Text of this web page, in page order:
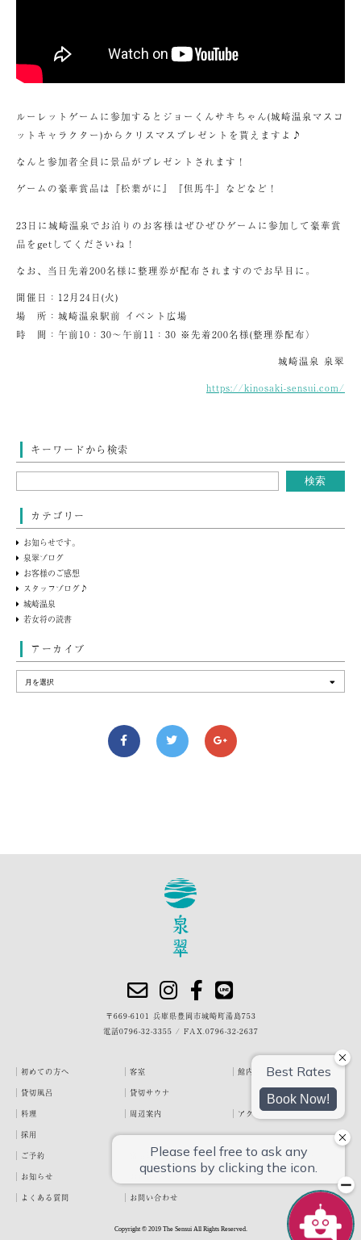
ルーレットゲームに参加するとジョーくんサキちゃん(城崎温泉マスコ
ットキャラクター)からクリスマスプレゼントを貰えますよ♪
なんと参加者全員に景品がプレゼントされます！
ゲームの豪華賞品は『松葉がに』『但馬牛』などなど！
23日に城崎温泉でお泊りのお客様はぜひぜひゲームに参加して豪華賞
品をgetしてくださいね！
なお、当日先着200名様に整理券が配布されますのでお早目に。
開催日：12月24日(火)
場 所：城崎温泉駅前 イベント広場
時 間：午前10：30～午前11：30 ※先着200名様(整理券配布）
城崎温泉 泉翠
https://kinosaki-sensui.com/
キーワードから検索
カテゴリー
お知らせです。
泉翠ブログ
お客様のご感想
スタッフブログ♪
城崎温泉
若女将の読書
アーカイブ
〒669-6101 兵庫県豊岡市城崎町湯島753
電話0796-32-3355 / FAX.0796-32-2637
初めての方へ 客室
館内・施設
貸切風呂
貸切サウナ
料理
周辺案内
アクセス
採用
ご予約
宿泊約款
プライバシーポリシー
お知らせ
お客様の声
泉翠ブログ
よくある質問
お問い合わせ
Copyright © 2019 The Sensui All Rights Reserved.